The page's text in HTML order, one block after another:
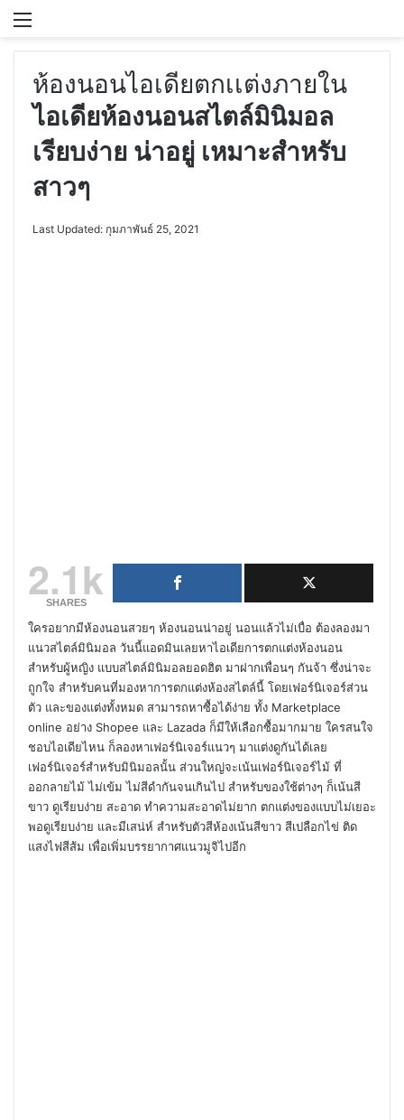
ห้องนอนไอเดียตกเเต่งภายใน
ไอเดียห้องนอนสไตล์มินิมอล
เรียบง่าย น่าอยู่ เหมาะสำหรับ
สาวๆ
Last Updated: กุมภาพันธ์ 25, 2021
2.1k
SHARES
ใครอยากมีห้องนอนสวยๆ ห้องนอนน่าอยู่ นอนแล้วไม่เบื่อ ต้องลองมา
แนวสไตล์มินิมอล วันนี้แอดมินเลยหาไอเดียการตกแต่งห้องนอน
สำหรับผู้หญิง แบบสไตล์มินิมอลยอดฮิต มาฝากเพื่อนๆ กันจ้า ซึ่งน่าจะ
ถูกใจ สำหรับคนที่มองหาการตกแต่งห้องสไตล์นี้ โดยเฟอร์นิเจอร์ส่วน
ตัว และของแต่งทั้งหมด สามารถหาซื้อได้ง่าย ทั้ง Marketplace
online อย่าง Shopee และ Lazada ก็มีให้เลือกซื้อมากมาย ใครสนใจ
ชอบไอเดียไหน ก็ลองหาเฟอร์นิเจอร์แนวๆ มาแต่งดูกันได้เลย
เฟอร์นิเจอร์สำหรับมินิมอลนั้น ส่วนใหญ่จะเน้นเฟอร์นิเจอร์ไม้ ที่
ออกลายไม้ ไม่เข้ม ไม่สีดำกันจนเกินไป สำหรับของใช้ต่างๆ ก็เน้นสี
ขาว ดูเรียบง่าย สะอาด ทำความสะอาดไม่ยาก ตกแต่งของแบบไม่เยอะ
พอดูเรียบง่าย และมีเสน่ห์ สำหรับตัวสีห้องเน้นสีขาว สีเปลือกไข่ ติด
แสงไฟสีส้ม เพื่อเพิ่มบรรยากาศแนวมูจิไปอีก